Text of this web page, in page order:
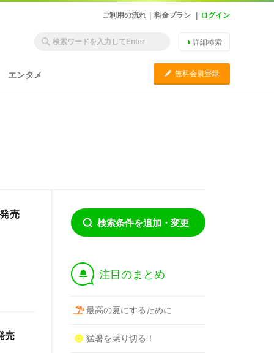
ご利用の流れ 料金プラン ログイン
詳細検索
エンタメ C 無料会員登録
売
売
検索条件を追加・変更
† 注目のまとめ
最高の夏にするために
猛暑を乗り切る！